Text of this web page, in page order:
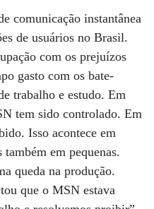
comunicação instantânea
de usuários no Brasil.
com os prejuízos
gasto com os bate-
trabalho e estudo. Em
tem sido controlado. Em
Isso acontece em
em pequenas.
queda na produção.
que o MSN estava